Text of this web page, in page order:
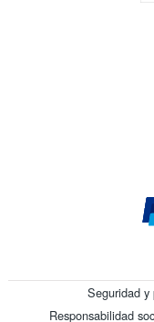
Seguridad y
Responsabilidad